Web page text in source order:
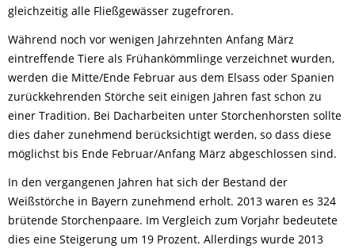
gleichzeitig alle Fließgewässer zugefroren.
Während noch vor wenigen Jahrzehnten Anfang März
eintreffende Tiere als Frühankömmlinge verzeichnet wurden,
werden die Mitte/Ende Februar aus dem Elsass oder Spanien
zurückkehrenden Störche seit einigen Jahren fast schon zu
einer Tradition. Bei Dacharbeiten unter Storchenhorsten sollte
dies daher zunehmend berücksichtigt werden, so dass diese
möglichst bis Ende Februar/Anfang März abgeschlossen sind.
In den vergangenen Jahren hat sich der Bestand der
Weißstörche in Bayern zunehmend erholt. 2013 waren es 324
brütende Storchenpaare. Im Vergleich zum Vorjahr bedeutete
dies eine Steigerung um 19 Prozent. Allerdings wurde 2013